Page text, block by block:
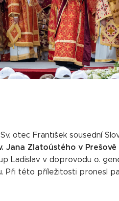
otec František sousední
Jana Zlatoústého v Prešově
Ladislav v doprovodu o.
Při této příležitosti pronesl